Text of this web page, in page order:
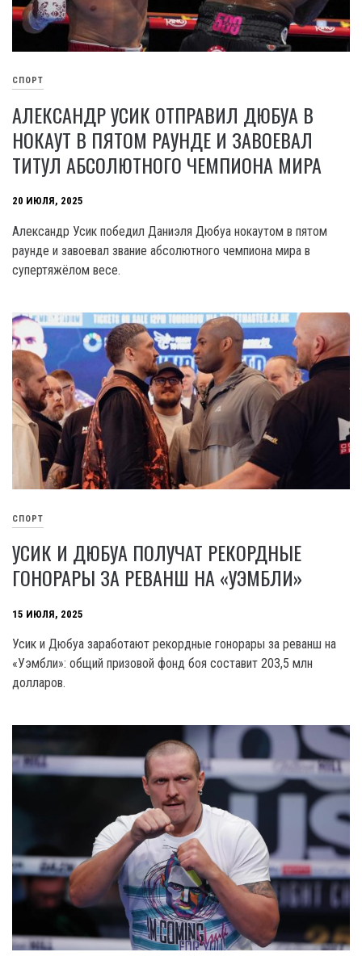
СПОРТ
АЛЕКСАНДР УСИК ОТПРАВИЛ ДЮБУА В
НОКАУТ В ПЯТОМ РАУНДЕ И ЗАВОЕВАЛ
ТИТУЛ АБСОЛЮТНОГО ЧЕМПИОНА МИРА
20 ИЮЛЯ, 2025
Александр Усик победил Даниэля Дюбуа нокаутом в пятом
раунде и завоевал звание абсолютного чемпиона мира в
супертяжёлом весе.
СПОРТ
УСИК И ДЮБУА ПОЛУЧАТ РЕКОРДНЫЕ
ГОНОРАРЫ ЗА РЕВАНШ НА «УЭМБЛИ»
15 ИЮЛЯ, 2025
Усик и Дюбуа заработают рекордные гонорары за реванш на
«Уэмбли»: общий призовой фонд боя составит 203,5 млн
долларов.